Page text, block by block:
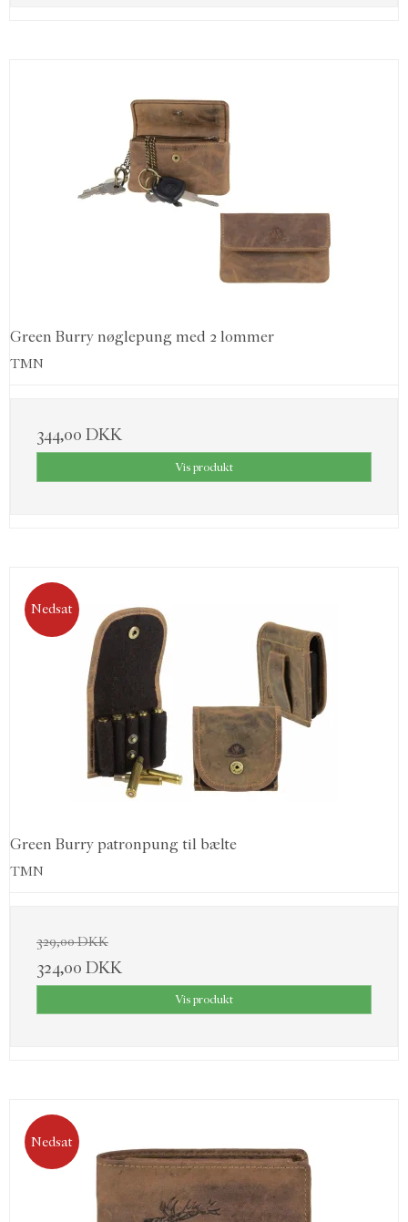
Green Burry nøglepung med 2 lommer
TMN
344,00 DKK
Vis produkt
Nedsat
Green Burry patronpung til bælte
TMN
329,00 DKK
324,00 DKK
Vis produkt
Nedsat